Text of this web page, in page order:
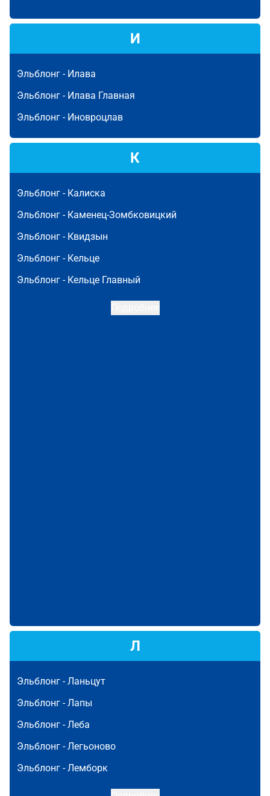
И
Эльблонг - Илава
Эльблонг - Илава Главная
Эльблонг - Иновроцлав
К
Эльблонг - Калиска
Эльблонг - Каменец-Зомбковицкий
Эльблонг - Квидзын
Эльблонг - Кельце
Эльблонг - Кельце Главный
Л
Эльблонг -Ланьцут
Эльблонг -Лапы
Эльблонг -Леба
Эльблонг -Легьоново
Эльблонг -Лемборк